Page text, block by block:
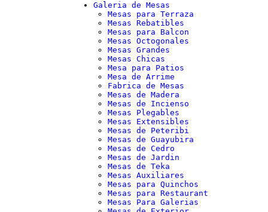
Galeria de Mesas
Mesas para Terraza
Mesas Rebatibles
Mesas para Balcon
Mesas Octogonales
Mesas Grandes
Mesas Chicas
Mesa para Patios
Mesa de Arrime
Fabrica de Mesas
Mesas de Madera
Mesas de Incienso
Mesas Plegables
Mesas Extensibles
Mesas de Peteribi
Mesas de Guayubira
Mesas de Cedro
Mesas de Jardin
Mesas de Teka
Mesas Auxiliares
Mesas para Quinchos
Mesas para Restaurant
Mesas Para Galerias